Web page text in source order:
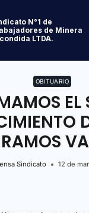
N°1 de
de Minera
LTDA.
OBITUARIO
EL
Sindicato 12 de